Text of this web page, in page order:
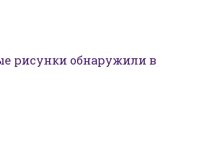
рисунки обнаружили в